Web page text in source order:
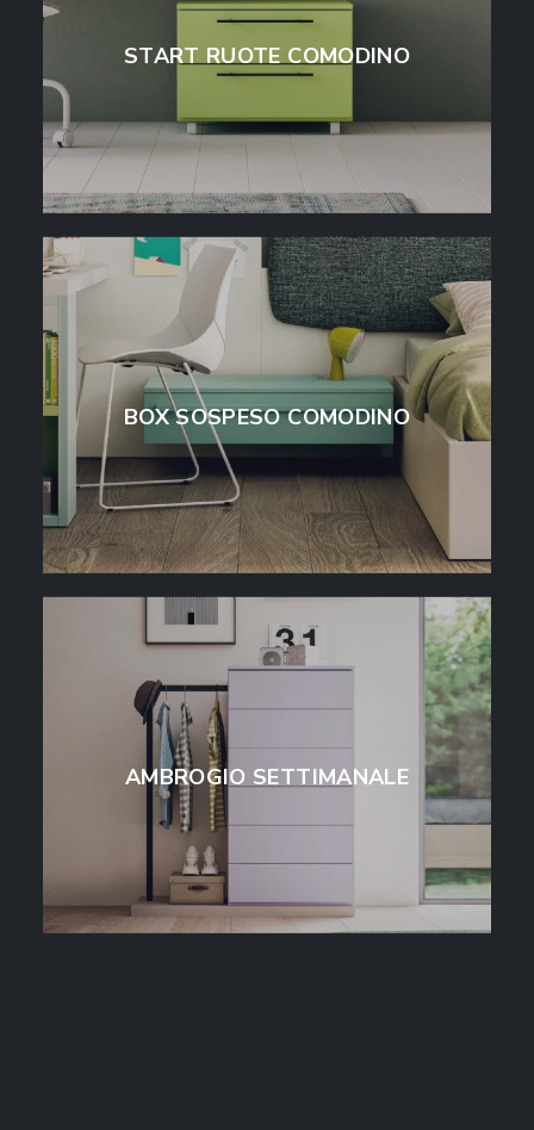
START RUOTE COMODINO
BOX SOSPESO COMODINO
AMBROGIO SETTIMANALE